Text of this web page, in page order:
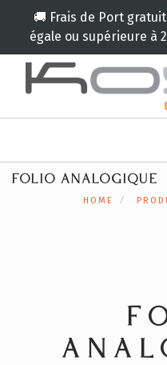
🚚 Frais de Port
égale ou supérieure à
INSCRIVEZ VOUS
FOLIO ANALOGIQUE
HOME